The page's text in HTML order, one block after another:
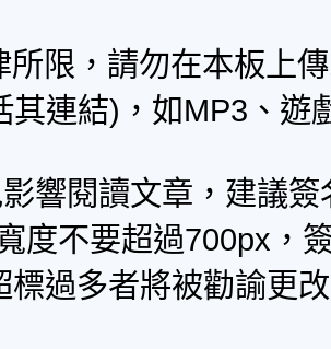
所限，請勿在本板上
其連結)，如MP3、遊
響閱讀文章，建議
度不要超過700px，
標過多者將被勸諭更